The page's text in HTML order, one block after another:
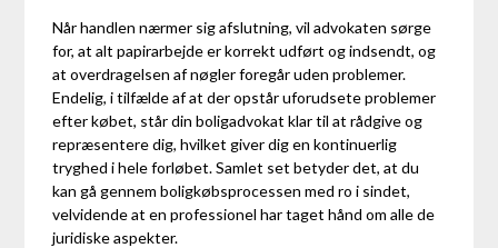
Når handlen nærmer sig afslutning, vil advokaten sørge
for, at alt papirarbejde er korrekt udført og indsendt, og
at overdragelsen af nøgler foregår uden problemer.
Endelig, i tilfælde af at der opstår uforudsete problemer
efter købet, står din boligadvokat klar til at rådgive og
repræsentere dig, hvilket giver dig en kontinuerlig
tryghed i hele forløbet. Samlet set betyder det, at du
kan gå gennem boligkøbsprocessen med ro i sindet,
velvidende at en professionel har taget hånd om alle de
juridiske aspekter.